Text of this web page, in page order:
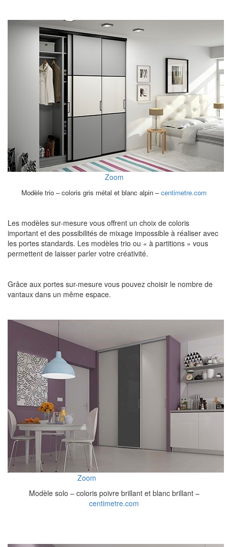
Zoom
Modèle trio – coloris gris métal et blanc alpin –centimetre.com
Les modèles sur-mesure vous offrent un choix de coloris
important et des possibilités de mixage impossible à réaliser avec
les portes standards. Les modèles trio ou « à partitions » vous
permettent de laisser parler votre créativité.
Grâce aux portes sur-mesure vous pouvez choisir le nombre de
vantaux dans un même espace.
Zoom
Modèle solo – coloris poivre brillant et blanc brillant –
centimetre.com